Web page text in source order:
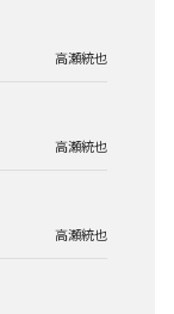
高瀬統也
高瀬統也
高瀬統也